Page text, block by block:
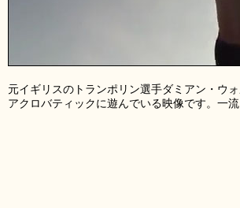
元イギリスのトランポリン選手ダミアン・ウ
アクロバティックに遊んでいる映像です。一